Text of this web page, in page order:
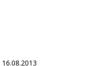
16.08.2013